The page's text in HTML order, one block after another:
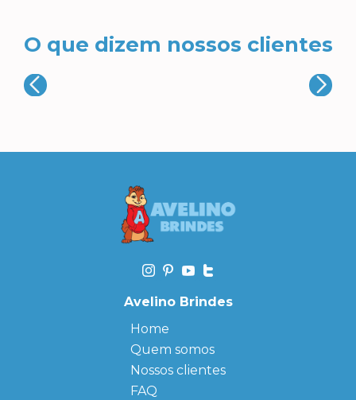
O que dizem nossos clientes
Avelino Brindes
Home
Quem somos
Nossos clientes
FAQ